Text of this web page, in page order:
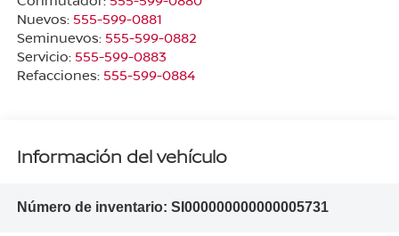
Nuevos: 555-599-0881
Seminuevos: 555-599-0882
Servicio: 555-599-0883
Refacciones: 555-599-0884
Información del vehículo
Número de inventario: SI000000000000005731